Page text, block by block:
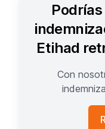
Etihad
Con